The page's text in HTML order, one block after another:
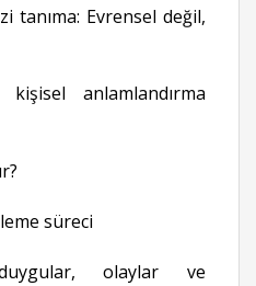
tanıma: Evrensel değil,
anlamlandırma
süreci
olaylar ve